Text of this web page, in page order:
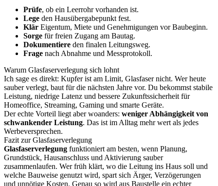
Prüfe, ob ein Leerrohr vorhanden ist.
Lege den Hausübergabepunkt fest.
Klär Eigentum, Miete und Genehmigungen vor Baubeginn.
Sorge für freien Zugang am Bautag.
Dokumentiere den finalen Leitungsweg.
Frage nach Abnahme und Messprotokoll.
Warum Glasfaserverlegung sich lohnt
Ich sage es direkt: Kupfer ist am Limit, Glasfaser nicht. Wer heute
sauber verlegt, baut für die nächsten Jahre vor. Du bekommst stabile
Leistung, niedrige Latenz und bessere Zukunftssicherheit für
Homeoffice, Streaming, Gaming und smarte Geräte.
Der echte Vorteil liegt aber woanders: weniger Abhängigkeit von
schwankender Leistung. Das ist im Alltag mehr wert als jedes
Werbeversprechen.
Fazit zur Glasfaserverlegung
Glasfaserverlegung funktioniert am besten, wenn Planung,
Grundstück, Hausanschluss und Aktivierung sauber
zusammenlaufen. Wer früh klärt, wo die Leitung ins Haus soll und
welche Bauweise genutzt wird, spart sich Ärger, Verzögerungen
und unnötige Kosten. Genau so wird aus Baustelle ein echter